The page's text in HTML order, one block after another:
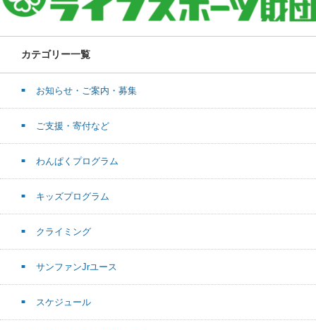
カテゴリー一覧
お知らせ・ご案内・募集
ご支援・寄付など
わんぱくプログラム
キッズプログラム
クライミング
サンファンJrユース
スケジュール